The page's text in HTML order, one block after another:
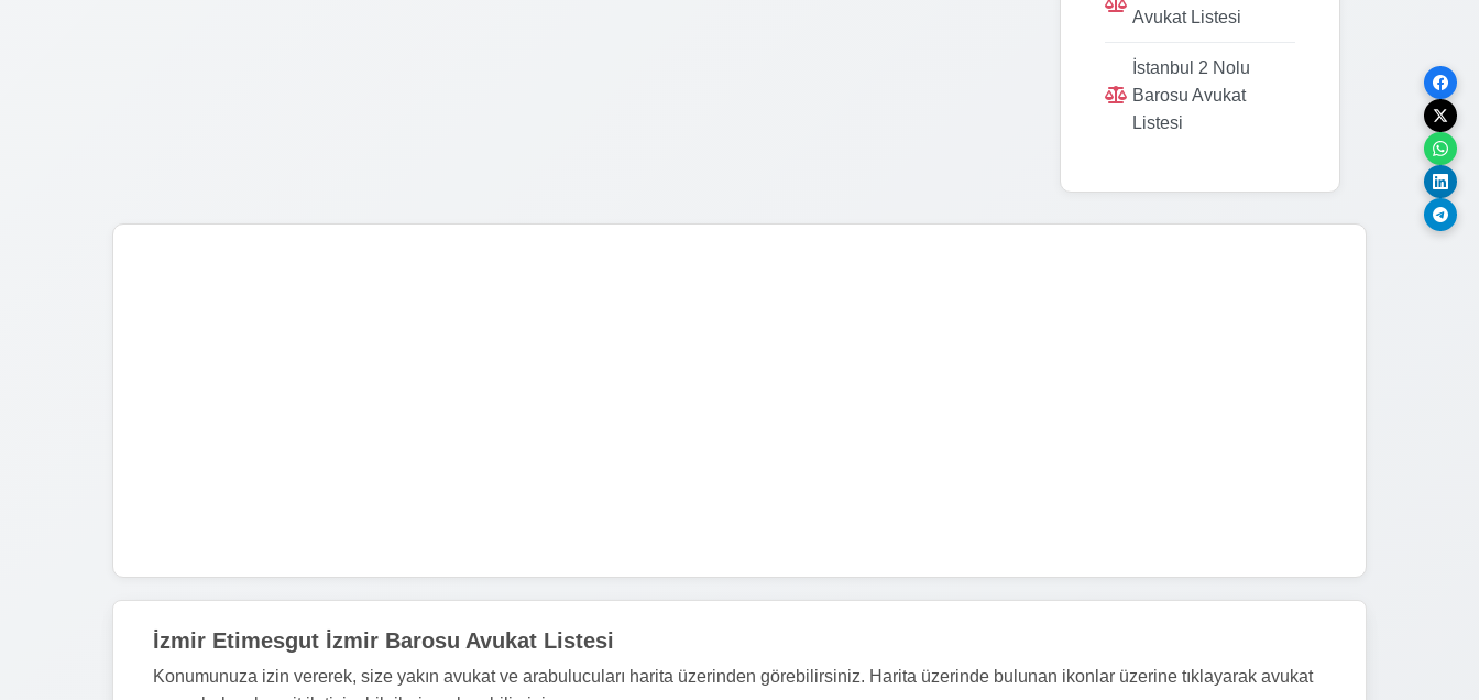
Avukat Listesi
İstanbul 2 Nolu
Barosu Avukat
Listesi
İzmir Etimesgut İzmir Barosu Avukat Listesi
Konumunuza izin vererek, size yakın avukat ve arabulucuları harita üzerinden görebilirsiniz. Harita üzerinde bulunan ikonlar üzerine tıklayarak avukat